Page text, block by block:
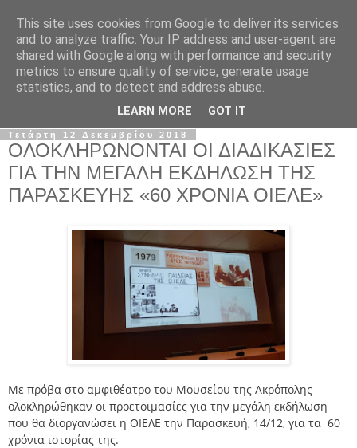
Σ.Ι.Ε.Λ.Β.Ε.
Ο επίσημος ιστότοπος του Συλλόγου Ιδιωτικών
Εκπαιδευτικών Λειτουργών Βόρειας Ελλάδας
Τετάρτη 12 Δεκεμβρίου 2018
ΟΛΟΚΛΗΡΩΝΟΝΤΑΙ ΟΙ ΔΙΑΔΙΚΑΣΙΕΣ
ΓΙΑ ΤΗΝ ΜΕΓΑΛΗ ΕΚΔΗΛΩΣΗ ΤΗΣ
ΠΑΡΑΣΚΕΥΗΣ «60 ΧΡΟΝΙΑ ΟΙΕΛΕ»
Mε πρόβα στο αμφιθέατρο του Μουσείου της Ακρόπολης
ολοκληρώθηκαν οι προετοιμασίες για την μεγάλη εκδήλωση
που θα διοργανώσει η ΟΙΕΛΕ την Παρασκευή, 14/12, για τα 60
χρόνια ιστορίας της.
This site uses cookies from Google to deliver its services
and to analyze traffic. Your IP address and user-agent are
shared with Google along with performance and security
metrics to ensure quality of service, generate usage
statistics, and to detect and address abuse.
LEARN MORE GOT IT